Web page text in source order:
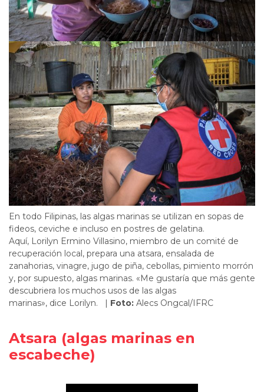
En todo Filipinas, las algas marinas se utilizan en sopas de
fideos, ceviche e incluso en postres de gelatina.
Aquí, Lorilyn Ermino Villasino, miembro de un comité de
recuperación local, prepara una atsara, ensalada de
zanahorias, vinagre, jugo de piña, cebollas, pimiento morrón
y, por supuesto, algas marinas. «Me gustaría que más gente
descubriera los muchos usos de las algas
marinas», dice Lorilyn. | Foto: Alecs Ongcal/IFRC
Atsara (algas marinas en
escabeche)